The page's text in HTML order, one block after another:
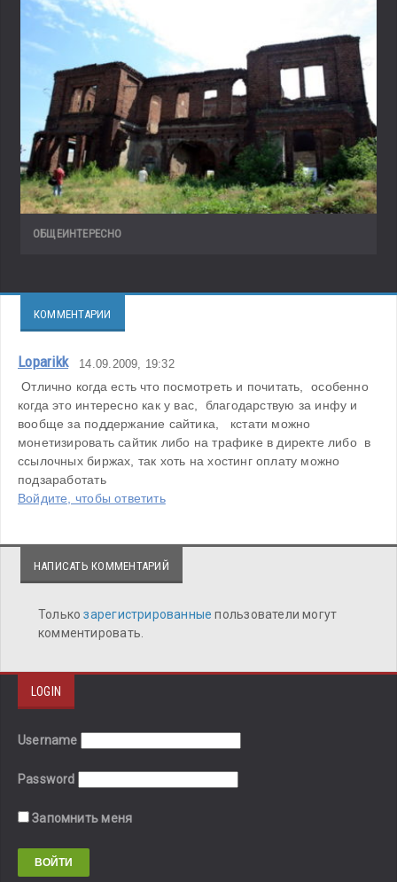
ОБЩЕИНТЕРЕСНО
КОММЕНТАРИИ
Loparikk 14.09.2009, 19:32
Отлично когда есть что посмотреть и почитать,
особенно
когда это интересно как у вас,
благодарствую за инфу и
монетизировать сайтик либо на трафике в директе либо в
ссылочных биржах, так хоть на хостинг оплату можно
подзаработать
Войдите, чтобы ответить
НАПИСАТЬ КОММЕНТАРИЙ
Толькозарегистрированныепользователи могут
комментировать.
LOGIN
Username
Password
Запомнить меня